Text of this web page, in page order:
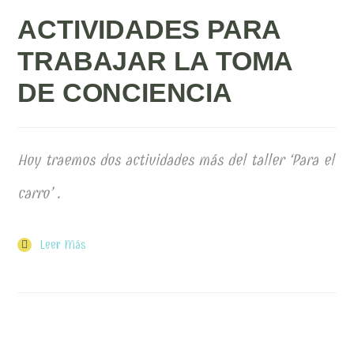
ACTIVIDADES PARA
TRABAJAR LA TOMA
DE CONCIENCIA
Hoy traemos dos actividades más del taller ‘Para el
carro’ .
Leer Más